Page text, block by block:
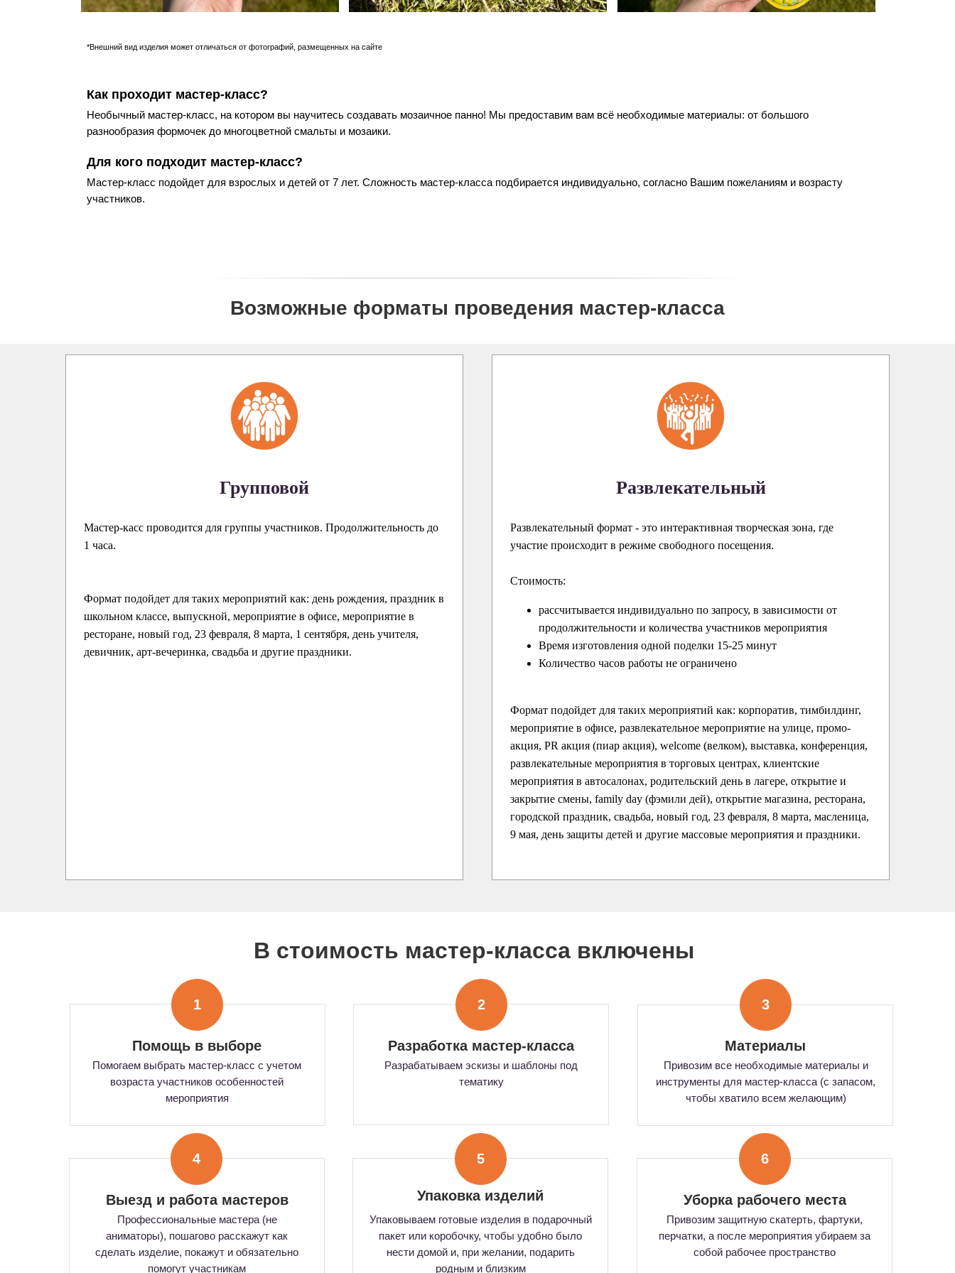
Как проходит мастер-класс?
Необычный мастер-класс, на котором вы научитесь создавать мозаичное панно! Мы предоставим вам всё необходимые материалы: от большого
разнообразия формочек до многоцветной смальты и мозаики.
*Внешний вид изделия может отличаться от фотографий, размещенных на сайте
Для кого подходит мастер-класс?
Мастер-класс подойдет для взрослых и детей от 7 лет. Сложность мастер-класса подбирается индивидуально, согласно Вашим пожеланиям и возрасту
участников.
Возможные форматы проведения мастер-класса
Групповой
Мастер-касс проводится для группы участников. Продолжительность до
1 часа.
Формат подойдет для таких мероприятий как: день рождения, праздник в
школьном классе, выпускной, мероприятие в офисе, мероприятие в
ресторане, новый год, 23 февраля, 8 марта, 1 сентября, день учителя,
девичник, арт-вечеринка, свадьба и другие праздники.
Развлекательный
Развлекательный формат - это интерактивная творческая зона, где
участие происходит в режиме свободного посещения.
Стоимость:
рассчитывается индивидуально по запросу, в зависимости от
продолжительности и количества участников мероприятия
Время изготовления одной поделки 15-25 минут
Количество часов работы не ограничено
Формат подойдет для таких мероприятий как: корпоратив, тимбилдинг,
мероприятие в офисе, развлекательное мероприятие на улице, промо-
акция, PR акция (пиар акция), welcome (велком), выставка, конференция,
развлекательные мероприятия в торговых центрах, клиентские
мероприятия в автосалонах, родительский день в лагере, открытие и
закрытие смены, family day (фэмили дей), открытие магазина, ресторана,
городской праздник, свадьба, новый год, 23 февраля, 8 марта, масленица,
9 мая, день защиты детей и другие массовые мероприятия и праздники.
Помощь в выборе
В стоимость мастер-класса включены
Помогаем выбрать мастер-класс с учетом
возраста участников особенностей
мероприятия
1
Разработка мастер-класса
Разрабатываем эскизы и шаблоны под
тематику
2
Материалы
Привозим все необходимые материалы и
инструменты для мастер-класса (с запасом,
чтобы хватило всем желающим)
3
Выезд и работа мастеров
Профессиональные мастера (не
аниматоры), пошагово расскажут как
сделать изделие, покажут и обязательно
помогут участникам
4
Упаковка изделий
Упаковываем готовые изделия в подарочный
пакет или коробочку, чтобы удобно было
нести домой и, при желании, подарить
родным и близким
5
Уборка рабочего места
Привозим защитную скатерть, фартуки,
перчатки, а после мероприятия убираем за
собой рабочее пространство
6